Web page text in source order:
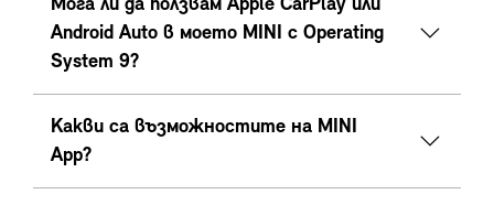
Мога ли да ползвам Apple CarPlay или
Android Auto в моето MINI с Operating
System 9?
Какви са възможностите на MINI
App?